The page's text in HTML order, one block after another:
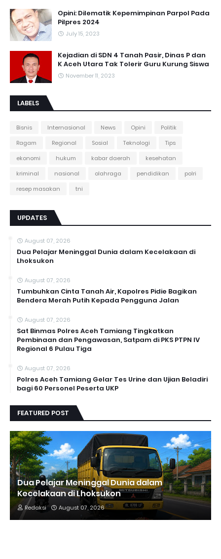
Opini: Dilematik Kepemimpinan Parpol Pada
Pilpres 2024
July 15, 2023
Kejadian di SDN 4 Tanah Pasir, Dinas P dan
K Aceh Utara Tak Tolerir Guru Kurung Siswa
November 11, 2023
LABELS
Bisnis Internasional News Opini
Politik
Ragam
Regional Sosial Teknologi
Tips
ekonomi
hukum kabar daerah
kesehatan
kriminal
nasional olahraga pendidikan
polri
resep masakan
tni
UPDATES
August 07, 2026
Dua Pelajar Meninggal Dunia dalam Kecelakaan di
Lhoksukon
August 07, 2026
Tumbuhkan Cinta Tanah Air, Kapolres Pidie Bagikan
Bendera Merah Putih Kepada Pengguna Jalan ‎
August 07, 2026
Sat Binmas Polres Aceh Tamiang Tingkatkan
Pembinaan dan Pengawasan, Satpam di PKS PTPN IV
Regional 6 Pulau Tiga
August 07, 2026
Polres Aceh Tamiang Gelar Tes Urine dan Ujian Beladiri
bagi 60 Personel Peserta UKP
FEATURED POST
Dua Pelajar Meninggal Dunia dalam
Kecelakaan di Lhoksukon
Redaksi August 07, 2026